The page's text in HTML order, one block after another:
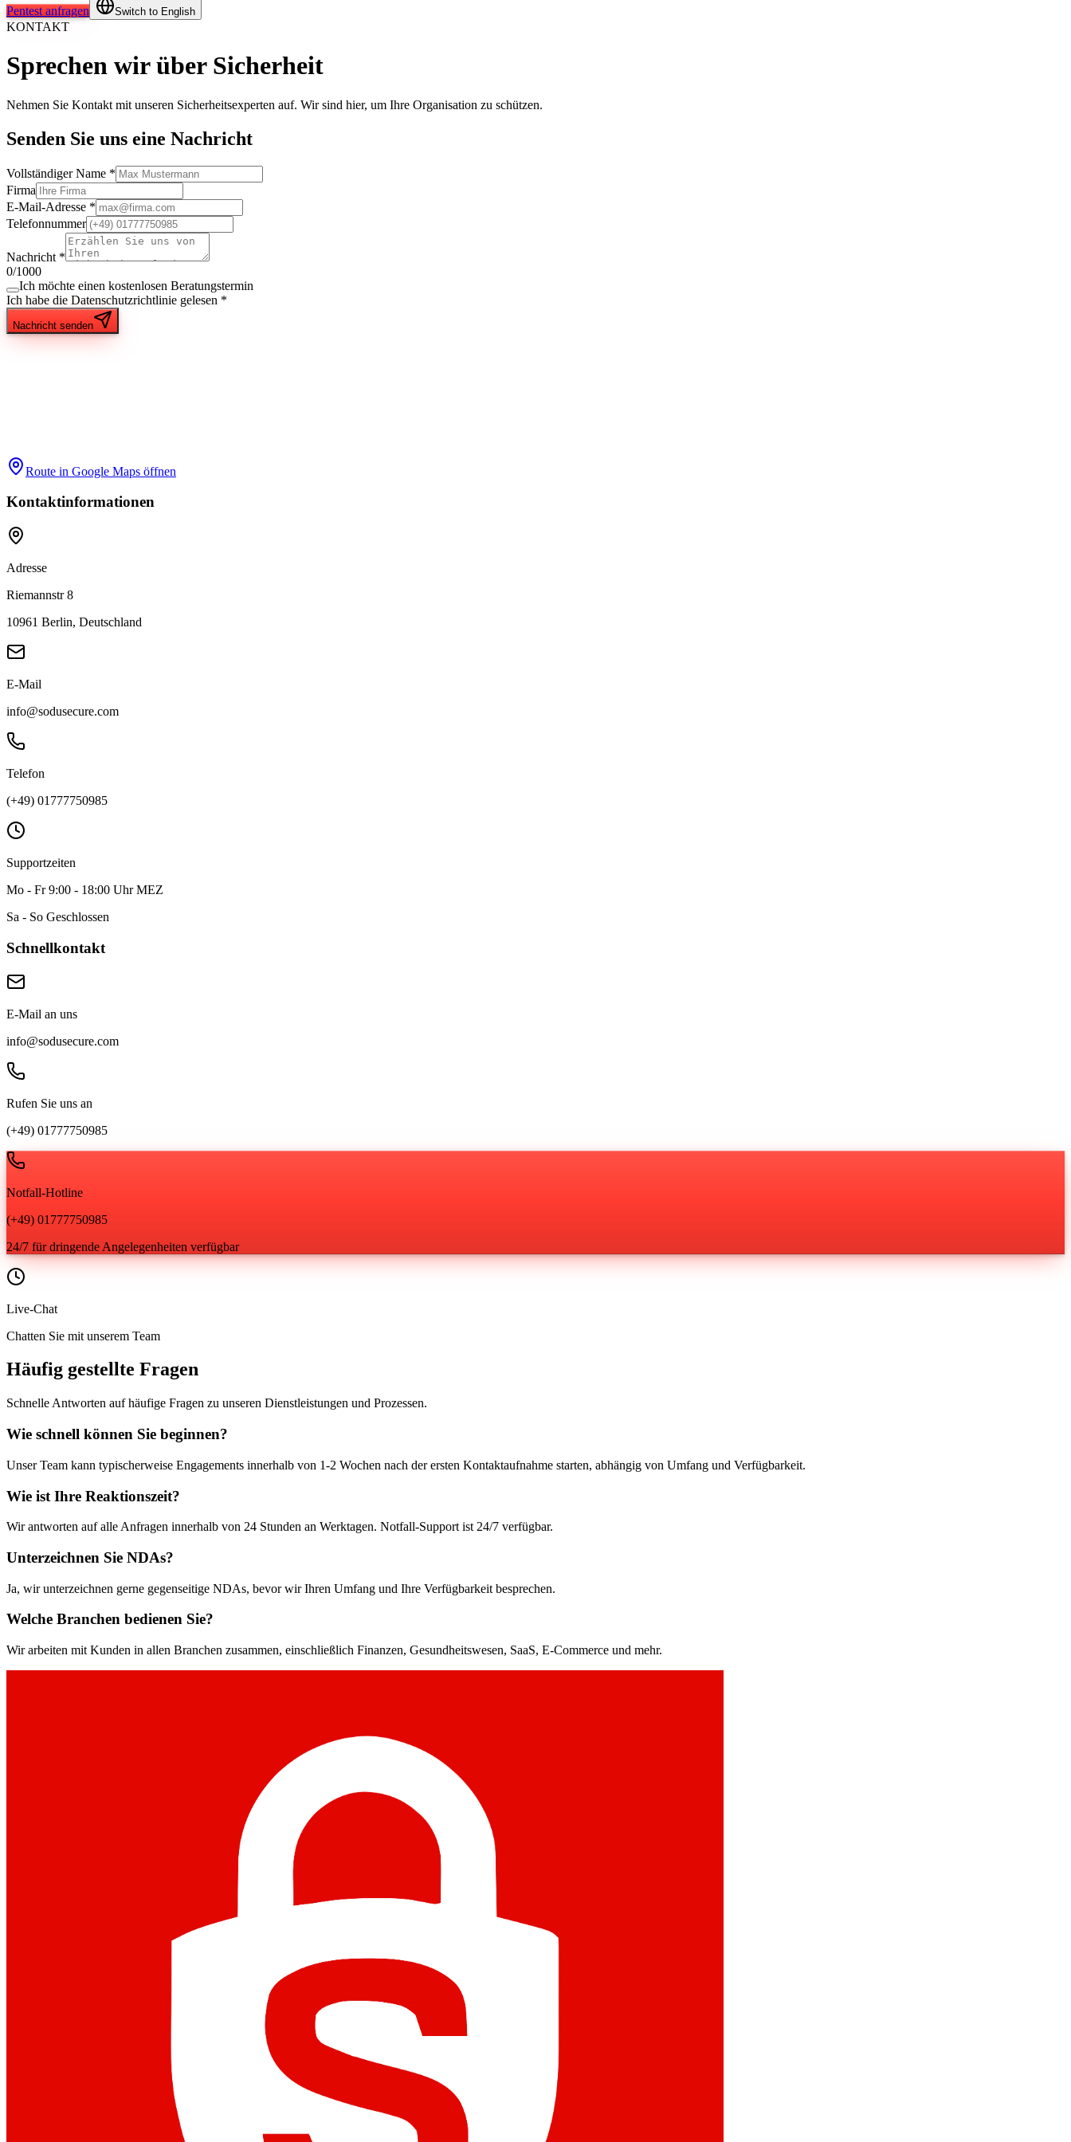
Pentest anfragen Switch to English
KONTAKT
Sprechen wir über Sicherheit
Nehmen Sie Kontakt mit unseren Sicherheitsexperten auf. Wir sind hier, um Ihre Organisation zu schützen.
Senden Sie uns eine Nachricht
Vollständiger Name *
Firma
E-Mail-Adresse *
Telefonnummer
Nachricht *
0/1000
Ich möchte einen kostenlosen Beratungstermin
Ich habe die Datenschutzrichtlinie gelesen *
Nachricht senden
Route in Google Maps öffnen
Kontaktinformationen
Adresse
Riemannstr 8
10961 Berlin, Deutschland
E-Mail
info@sodusecure.com
Telefon
(+49) 01777750985
Supportzeiten
Mo - Fr 9:00 - 18:00 Uhr MEZ
Sa - So Geschlossen
Schnellkontakt
E-Mail an uns
info@sodusecure.com
Rufen Sie uns an
(+49) 01777750985
Notfall-Hotline
(+49) 01777750985
24/7 für dringende Angelegenheiten verfügbar
Live-Chat
Chatten Sie mit unserem Team
Häufig gestellte Fragen
Schnelle Antworten auf häufige Fragen zu unseren Dienstleistungen und Prozessen.
Wie schnell können Sie beginnen?
Unser Team kann typischerweise Engagements innerhalb von 1-2 Wochen nach der ersten Kontaktaufnahme starten, abhängig von Umfang und Verfügbarkeit.
Wie ist Ihre Reaktionszeit?
Wir antworten auf alle Anfragen innerhalb von 24 Stunden an Werktagen. Notfall-Support ist 24/7 verfügbar.
Unterzeichnen Sie NDAs?
Ja, wir unterzeichnen gerne gegenseitige NDAs, bevor wir Ihren Umfang und Ihre Verfügbarkeit besprechen.
Welche Branchen bedienen Sie?
Wir arbeiten mit Kunden in allen Branchen zusammen, einschließlich Finanzen, Gesundheitswesen, SaaS, E-Commerce und mehr.